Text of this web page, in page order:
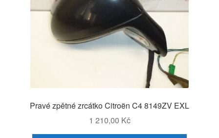
Pravé zpětné zrcátko Citroën C4 8149ZV EXL
1 210,00 Kč